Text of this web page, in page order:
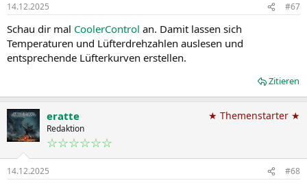
14.12.2025 #67
Schau dir mal CoolerControl an. Damit lassen sich
Temperaturen und Lüfterdrehzahlen auslesen und
entsprechende Lüfterkurven erstellen.
Zitieren
eratte
Redaktion
☆☆☆☆☆☆
★ Themenstarter ★
14.12.2025 #68